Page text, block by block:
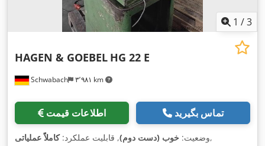
1 /3
Schwabach ۳٬۹۸۱ km
HAGEN & GOEBEL HG 22 E
اطلاعات قیمت تماس بگیرید
وضعیت: خوب (دست دوم), قابلیت عملکرد:کاملاً عملیاتی ,